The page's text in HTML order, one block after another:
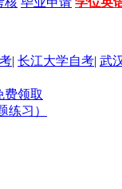
| 长江大学自考| 武
习）